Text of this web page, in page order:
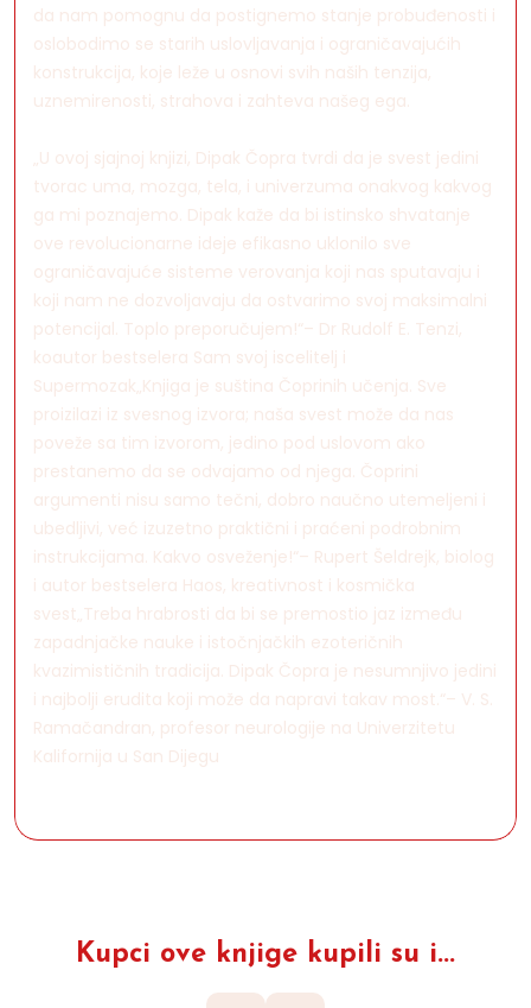
da nam pomognu da postignemo stanje probuđenosti i
oslobodimo se starih uslovljavanja i ograničavajućih
konstrukcija, koje leže u osnovi svih naših tenzija,
uznemirenosti, strahova i zahteva našeg ega.
„U ovoj sjajnoj knjizi, Dipak Čopra tvrdi da je svest jedini
tvorac uma, mozga, tela, i univerzuma onakvog kakvog
ga mi poznajemo. Dipak kaže da bi istinsko shvatanje
ove revolucionarne ideje efikasno uklonilo sve
ograničavajuće sisteme verovanja koji nas sputavaju i
koji nam ne dozvoljavaju da ostvarimo svoj maksimalni
potencijal. Toplo preporučujem!“– Dr Rudolf E. Tenzi,
koautor bestselera Sam svoj iscelitelj i
Supermozak„Knjiga je suština Čoprinih učenja. Sve
proizilazi iz svesnog izvora; naša svest može da nas
poveže sa tim izvorom, jedino pod uslovom ako
prestanemo da se odvajamo od njega. Čoprini
argumenti nisu samo tečni, dobro naučno utemeljeni i
ubedljivi, već izuzetno praktični i praćeni podrobnim
instrukcijama. Kakvo osveženje!“– Rupert Šeldrejk, biolog
i autor bestselera Haos, kreativnost i kosmička
svest„Treba hrabrosti da bi se premostio jaz između
zapadnjačke nauke i istočnjačkih ezoteričnih
kvazimističnih tradicija. Dipak Čopra je nesumnjivo jedini
i najbolji erudita koji može da napravi takav most.“– V. S.
Ramačandran, profesor neurologije na Univerzitetu
Kalifornija u San Dijegu
Kupci ove knjige kupili su i...